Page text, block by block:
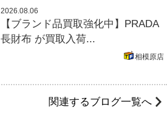
2026.08.06
【ブランド品買取強化中】PRADA
長財布 が買取入荷...
相模原店
関連するブログ一覧へ